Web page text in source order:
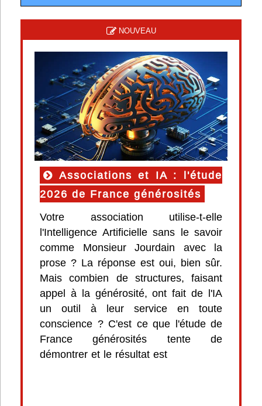
NOUVEAU
Associations et IA : l'étude
2026 de France générosités
Votre association utilise-t-elle
l'Intelligence Artificielle sans le savoir
comme Monsieur Jourdain avec la
prose ? La réponse est oui, bien sûr.
Mais combien de structures, faisant
appel à la générosité, ont fait de l'IA
un outil à leur service en toute
conscience ? C'est ce que l'étude de
France générosités tente de
démontrer et le résultat est